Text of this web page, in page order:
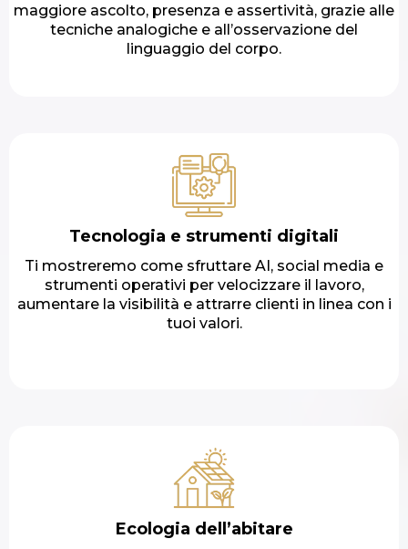
maggiore ascolto, presenza e assertività, grazie alle
tecniche analogiche e all’osservazione del
linguaggio del corpo.
Tecnologia e strumenti digitali
Ti mostreremo come sfruttare AI, social media e
strumenti operativi per velocizzare il lavoro,
aumentare la visibilità e attrarre clienti in linea con i
tuoi valori.
Ecologia dell’abitare